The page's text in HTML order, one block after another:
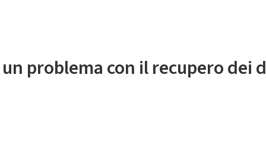
problema con il recupero dei